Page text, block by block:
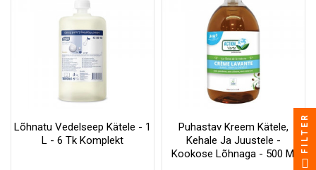
Lõhnatu Vedelseep Kätele - 1
L - 6 Tk Komplekt
Puhastav Kreem Kätele,
Kehale Ja Juustele -
Kookose Lõhnaga - 500 Ml
FILTER